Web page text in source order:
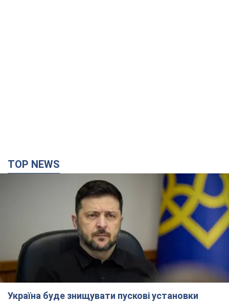
TOP NEWS
Україна буде знищувати пускові установки